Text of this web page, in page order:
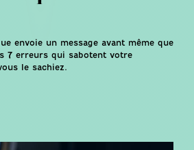
envoie un message avant même que
7 erreurs qui sabotent votre
le sachiez.